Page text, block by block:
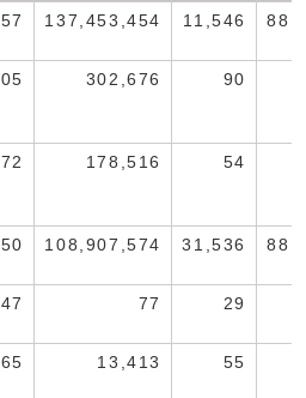
137,453,454 11,546
302,676 90
178,516 54
108,907,574 31,536
77 29
13,413 55